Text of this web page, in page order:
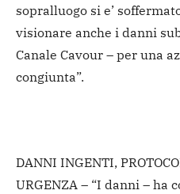
sopralluogo si e’
visionare anche i danni
Canale Cavour – per una
congiunta”.
DANNI INGENTI,
URGENZA – “I danni – ha